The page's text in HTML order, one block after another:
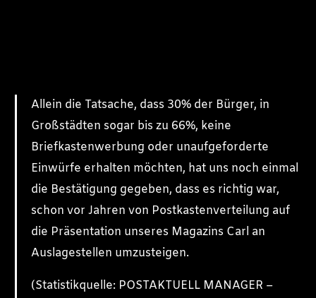
Allein die Tatsache, dass 30% der Bürger, in
Großstädten sogar bis zu 66%, keine
Briefkastenwerbung oder unaufgeforderte
Einwürfe erhalten möchten, hat uns noch einmal
die Bestätigung gegeben, dass es richtig war,
schon vor Jahren von Postkastenverteilung auf
die Präsentation unseres Magazins Carl an
Auslagestellen umzusteigen.
(Statistikquelle: POSTAKTUELL MANAGER –